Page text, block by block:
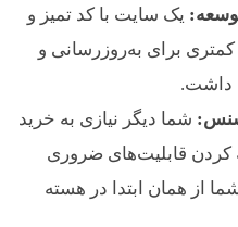
یک سایت با کد تمیز و
کمتری برای به‌روزرسانی و
شما دیگر نیازی به خرید
کردن قابلیت‌های ضروری
از همان ابتدا در هسته